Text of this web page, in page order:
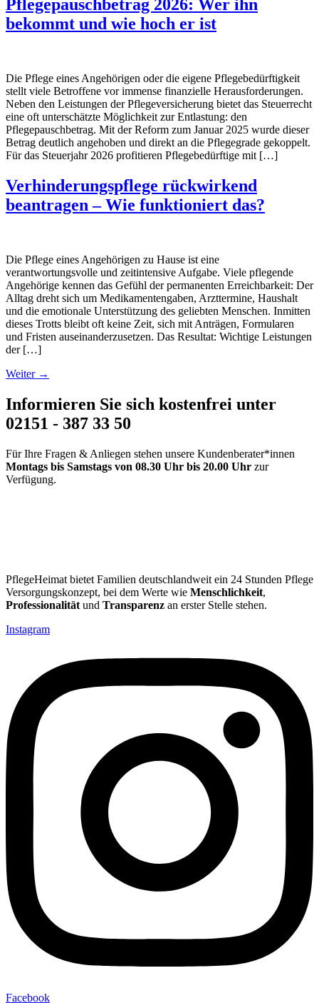
Pflegepauschbetrag 2026: Wer ihn
bekommt und wie hoch er ist
Die Pflege eines Angehörigen oder die eigene Pflegebedürftigkeit
stellt viele Betroffene vor immense finanzielle Herausforderungen.
Neben den Leistungen der Pflegeversicherung bietet das Steuerrecht
eine oft unterschätzte Möglichkeit zur Entlastung: den
Pflegepauschbetrag. Mit der Reform zum Januar 2025 wurde dieser
Betrag deutlich angehoben und direkt an die Pflegegrade gekoppelt.
Für das Steuerjahr 2026 profitieren Pflegebedürftige mit […]
Verhinderungspflege rückwirkend
beantragen – Wie funktioniert das?
Die Pflege eines Angehörigen zu Hause ist eine
verantwortungsvolle und zeitintensive Aufgabe. Viele pflegende
Angehörige kennen das Gefühl der permanenten Erreichbarkeit: Der
Alltag dreht sich um Medikamentengaben, Arzttermine, Haushalt
und die emotionale Unterstützung des geliebten Menschen. Inmitten
dieses Trotts bleibt oft keine Zeit, sich mit Anträgen, Formularen
und Fristen auseinanderzusetzen. Das Resultat: Wichtige Leistungen
der […]
Weiter →
Informieren Sie sich kostenfrei unter
02151 - 387 33 50
Für Ihre Fragen & Anliegen stehen unsere Kundenberater*innen
Montags bis Samstags von 08.30 Uhr bis 20.00 Uhr zur
Verfügung.
PflegeHeimat bietet Familien deutschlandweit ein 24 Stunden Pflege
Versorgungskonzept, bei dem Werte wie Menschlichkeit,
Professionalität und Transparenz an erster Stelle stehen.
Instagram
Facebook